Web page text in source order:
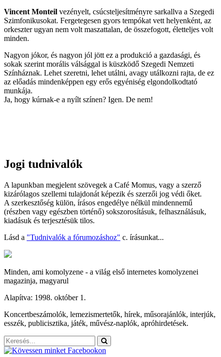
Vincent Monteil vezényelt, csúcsteljesítményre sarkallva a Szegedi
Szimfonikusokat. Fergetegesen gyors tempókat vett helyenként, az
orkeszter ugyan nem volt maszattalan, de összefogott, életteljes volt
minden.
Nagyon jókor, és nagyon jól jött ez a produkció a gazdasági, és
sokak szerint morális válsággal is küszködő Szegedi Nemzeti
Színháznak. Lehet szeretni, lehet utálni, avagy utálkozni rajta, de ez
az előadás mindenképpen egy erős egyéniség elgondolkodtató
munkája.
Ja, hogy kúrnak-e a nyílt színen? Igen. De nem!
Jogi tudnivalók
A lapunkban megjelent szövegek a Café Momus, vagy a szerző
kizárólagos szellemi tulajdonát képezik és szerzői jog védi őket.
A szerkesztőség külön, írásos engedélye nélkül mindennemű
(részben vagy egészben történő) sokszorosításuk, felhasználásuk,
kiadásuk és terjesztésük tilos.
Lásd a "Tudnivalók a fórumozáshoz" c. írásunkat...
Minden, ami komolyzene - a világ első internetes komolyzenei
magazinja, magyarul
Alapítva: 1998. október 1.
Koncertbeszámolók, lemezismertetők, hírek, műsorajánlók, interjúk,
esszék, publicisztika, játék, művész-naplók, apróhirdetések.